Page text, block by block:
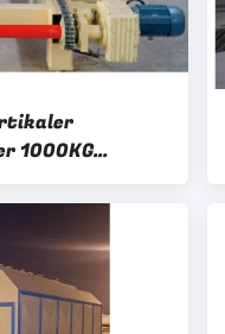
1000KG